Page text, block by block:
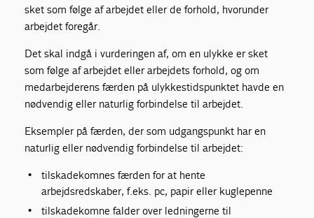
sket som følge af arbejdet eller de forhold, hvorunder
arbejdet foregår.
Det skal indgå i vurderingen af, om en ulykke er sket
som følge af arbejdet eller arbejdets forhold, og om
medarbejderens færden på ulykkestidspunktet havde en
nødvendig eller naturlig forbindelse til arbejdet.
Eksempler på færden, der som udgangspunkt har en
naturlig eller nødvendig forbindelse til arbejdet:
tilskadekomnes færden for at hente
arbejdsredskaber, f.eks. pc, papir eller kuglepenne
tilskadekomne falder over ledningerne til